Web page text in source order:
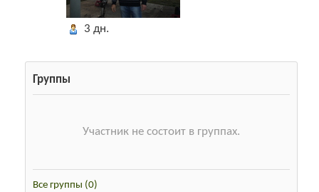
Пока еще не авторизовывался
3 дн.
Группы
Участник не состоит в группах.
Все группы (0)